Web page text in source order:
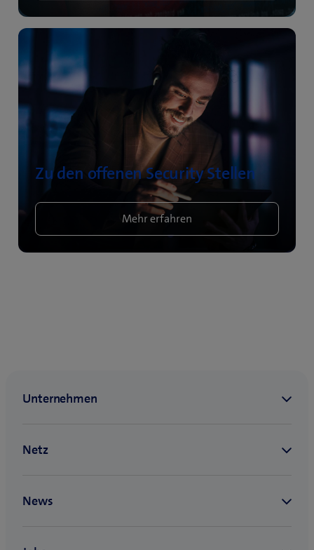
Zu den offenen Security Stellen
Mehr erfahren